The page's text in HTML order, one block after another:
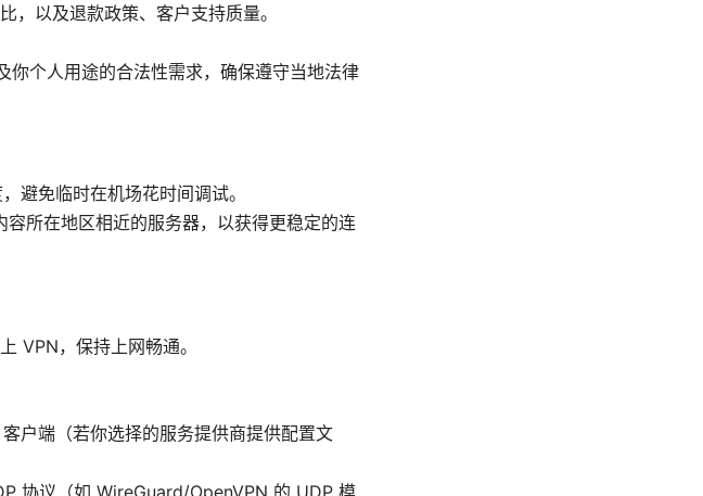
，以及退款政策、客户支持质量。
你个人用途的合法性需求，确保遵守当地法律
避免临时在机场花时间调试。
所在地区相近的服务器，以获得更稳定的连
VPN，保持上网畅通。
户端（若你选择的服务提供商提供配置文
协议（如 WireGuard/OpenVPN 的 UDP 模